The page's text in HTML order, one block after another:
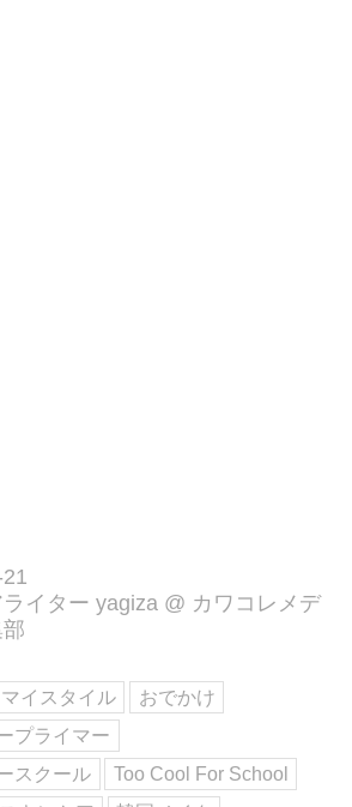
ライター yagiza @ カワコレメデ
マイスタイル
おでかけ
プライマー
スクール
Too Cool For School